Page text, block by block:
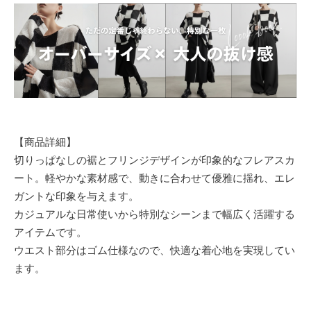
【商品詳細】
切りっぱなしの裾とフリンジデザインが印象的なフレアスカ
ート。軽やかな素材感で、動きに合わせて優雅に揺れ、エレ
ガントな印象を与えます。
カジュアルな日常使いから特別なシーンまで幅広く活躍する
アイテムです。
ウエスト部分はゴム仕様なので、快適な着心地を実現してい
ます。